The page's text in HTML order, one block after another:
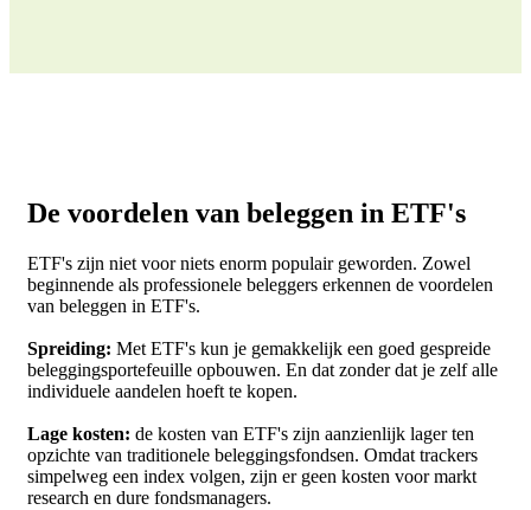
De voordelen van beleggen in ETF's
ETF's zijn niet voor niets enorm populair geworden. Zowel
beginnende als professionele beleggers erkennen de voordelen
van beleggen in ETF's.
Spreiding: Met ETF's kun je gemakkelijk een goed gespreide
beleggingsportefeuille opbouwen. En dat zonder dat je zelf alle
individuele aandelen hoeft te kopen.
Lage kosten: de kosten van ETF's zijn aanzienlijk lager ten
opzichte van traditionele beleggingsfondsen. Omdat trackers
simpelweg een index volgen, zijn er geen kosten voor markt
research en dure fondsmanagers.